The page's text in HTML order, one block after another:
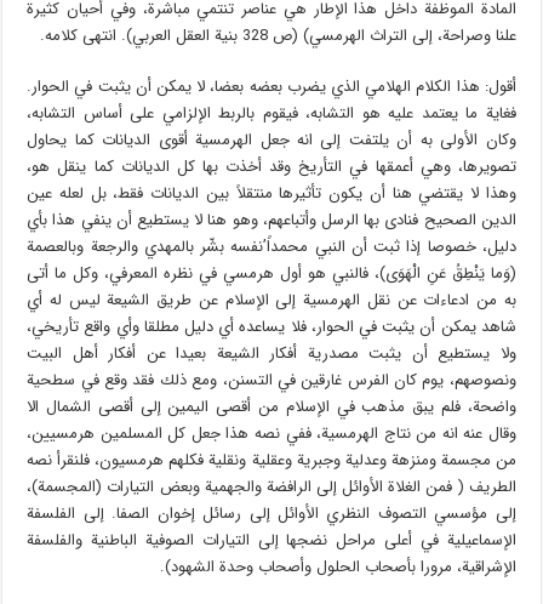
المادة الموظفة داخل هذا الإطار هي عناصر تنتمي مباشرة، وفي أحيان كثيرة
علنا وصراحة، إلى التراث الهرمسي) (ص 328 بنية العقل العربي). انتهى كلامه.
أقول: هذا الكلام الهلامي الذي يضرب بعضه بعضا، لا يمكن أن يثبت في الحوار.
فغاية ما يعتمد عليه هو التشابه، فيقوم بالربط الإلزامي على أساس التشابه،
وكان الأولى به أن يلتفت إلى انه جعل الهرمسية أقوى الديانات كما يحاول
تصويرها، وهي أعمقها في التأريخ وقد أخذت بها كل الديانات كما ينقل هو،
وهذا لا يقتضي هنا أن يكون تأثيرها منتقلاً بين الديانات فقط، بل لعله عين
الدين الصحيح فنادى بها الرسل وأتباعهم، وهو هنا لا يستطيع أن ينفي هذا بأي
دليل، خصوصا إذا ثبت أن النبي محمداً’نفسه بشّر بالمهدي والرجعة وبالعصمة
(وَما يَنْطِقُ عَنِ الْهَوَى)، فالنبي هو أول هرمسي في نظره المعرفي، وكل ما أتى
به من ادعاءات عن نقل الهرمسية إلى الإسلام عن طريق الشيعة ليس له أي
شاهد يمكن أن يثبت في الحوار، فلا يساعده أي دليل مطلقا وأي واقع تأريخي،
ولا يستطيع أن يثبت مصدرية أفكار الشيعة بعيدا عن أفكار أهل البيت
ونصوصهم، يوم كان الفرس غارقين في التسنن، ومع ذلك فقد وقع في سطحية
واضحة، فلم يبق مذهب في الإسلام من أقصى اليمين إلى أقصى الشمال الا
وقال عنه انه من نتاج الهرمسية، ففي نصه هذا جعل كل المسلمين هرمسيين،
من مجسمة ومنزهة وعدلية وجبرية وعقلية ونقلية فكلهم هرمسيون، فلنقرأ نصه
الطريف ( فمن الغلاة الأوائل إلى الرافضة والجهمية وبعض التيارات (المجسمة)،
إلى مؤسسي التصوف النظري الأوائل إلى رسائل إخوان الصفا. إلى الفلسفة
الإسماعيلية في أعلى مراحل نضجها إلى التيارات الصوفية الباطنية والفلسفة
الإشراقية، مرورا بأصحاب الحلول وأصحاب وحدة الشهود).